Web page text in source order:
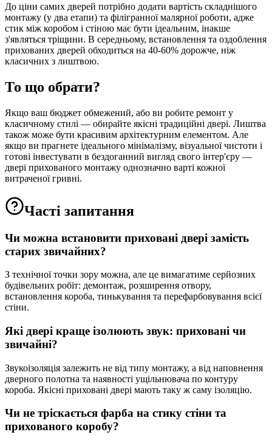
До ціни самих дверей потрібно додати вартість складнішого
монтажу (у два етапи) та філігранної малярної роботи, адже
стик між коробом і стіною має бути ідеальним, інакше
з'являться тріщини. В середньому, встановлення та оздоблення
прихованих дверей обходиться на 40-60% дорожче, ніж
класичних з лиштвою.
То що обрати?
Якщо ваш бюджет обмежений, або ви робите ремонт у
класичному стилі — обирайте якісні традиційні двері. Лиштва
також може бути красивим архітектурним елементом. Але
якщо ви прагнете ідеального мінімалізму, візуальної чистоти і
готові інвестувати в бездоганний вигляд свого інтер'єру —
двері прихованого монтажу однозначно варті кожної
витраченої гривні.
Часті запитання
Чи можна встановити приховані двері замість
старих звичайних?
З технічної точки зору можна, але це вимагатиме серйозних
будівельних робіт: демонтаж, розширення отвору,
встановлення короба, тинькування та перефарбовування всієї
стіни.
Які двері краще ізолюють звук: приховані чи
звичайні?
Звукоізоляція залежить не від типу монтажу, а від наповнення
дверного полотна та наявності ущільнювача по контуру
короба. Якісні приховані двері мають таку ж саму ізоляцію.
Чи не тріскається фарба на стику стіни та
прихованого коробу?